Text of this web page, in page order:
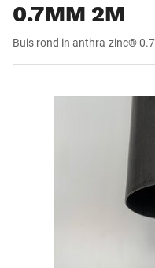
0.7MM 2M
Buis rond in anthra-zinc®